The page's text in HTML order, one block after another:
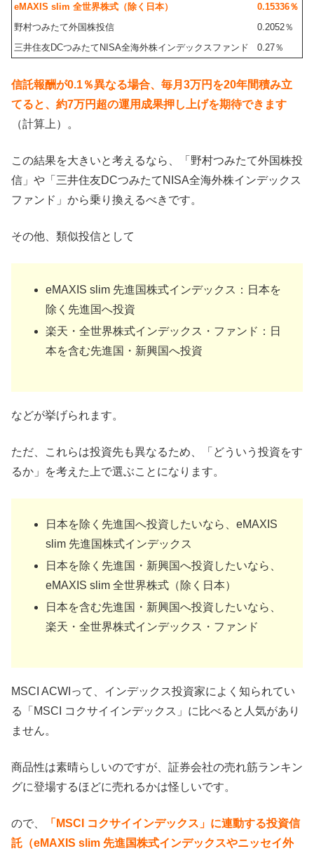
eMAXIS slim 全世界株式（除く日本）
0.15336％
野村つみたて外国株投信
0.2052％
三井住友DCつみたてNISA全海外株インデックスファンド
0.27％
信託報酬が0.1％異なる場合、毎月3万円を20年間積み立
てると、約7万円超の運用成果押し上げを期待できます
（計算上）。
この結果を大きいと考えるなら、「野村つみたて外国株投
信」や「三井住友DCつみたてNISA全海外株インデックス
ファンド」から乗り換えるべきです。
その他、類似投信として
eMAXIS slim 先進国株式インデックス：日本を
除く先進国へ投資
楽天・全世界株式インデックス・ファンド：日
本を含む先進国・新興国へ投資
などが挙げられます。
ただ、これらは投資先も異なるため、「どういう投資をす
るか」を考えた上で選ぶことになります。
日本を除く先進国へ投資したいなら、eMAXIS
slim 先進国株式インデックス
日本を除く先進国・新興国へ投資したいなら、
eMAXIS slim 全世界株式（除く日本）
日本を含む先進国・新興国へ投資したいなら、
楽天・全世界株式インデックス・ファンド
MSCI ACWIって、インデックス投資家によく知られてい
る「MSCI コクサイインデックス」に比べると人気があり
ません。
商品性は素晴らしいのですが、証券会社の売れ筋ランキン
グに登場するほどに売れるかは怪しいです。
ので、
「MSCI コクサイインデックス」に連動する投資信
託（eMAXIS slim 先進国株式インデックスやニッセイ外